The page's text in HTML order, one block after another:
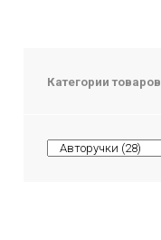
Категории товаров